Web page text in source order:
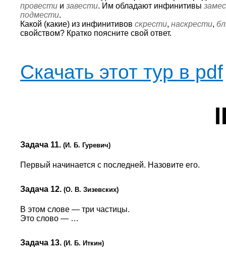
провести и завести. Им обладают инфинитивы
подмести.
Какой (какие) из инфинитивов скрести, наскрести,
свойством? Кратко поясните свой ответ.
Скачать этот тур в pdf
Задача 11. (И. Б. Гуревич)
Первый начинается с последней. Назовите его.
Задача 12. (О. В. Зизевских)
В этом слове — три частицы.
Это слово — …
Задача 13. (И. Б. Иткин)